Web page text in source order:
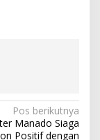
Pos berikutnya
Manado Siaga
Positif dengan